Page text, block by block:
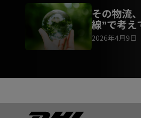
その物流
線”で考え
か？脱炭
2026年4月9日
フッター